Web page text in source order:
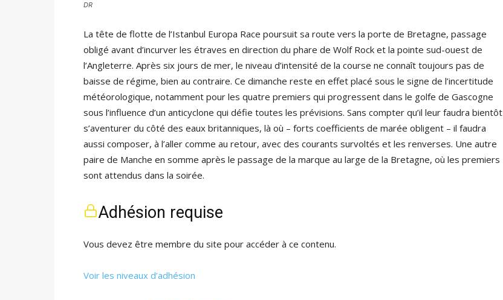
DR
La tête de flotte de l’Istanbul Europa Race poursuit sa route vers la porte de Bretagne, passage
obligé avant d’incurver les étraves en direction du phare de Wolf Rock et la pointe sud-ouest de
l’Angleterre. Après six jours de mer, le niveau d’intensité de la course ne connaît toujours pas de
baisse de régime, bien au contraire. Ce dimanche reste en effet placé sous le signe de l’incertitude
météorologique, notamment pour les quatre premiers qui progressent dans le golfe de Gascogne
sous l’influence d’un anticyclone qui défie toutes les prévisions. Sans compter qu’il leur faudra bientôt
s’aventurer du côté des eaux britanniques, là où – forts coefficients de marée obligent – il faudra
aussi composer, à l’aller comme au retour, avec des courants survoltés et les renverses. Une autre
paire de Manche en somme après le passage de la marque au large de la Bretagne, où les premiers
sont attendus dans la soirée.
Adhésion requise
Vous devez être membre du site pour accéder à ce contenu.
Voir les niveaux d’adhésion